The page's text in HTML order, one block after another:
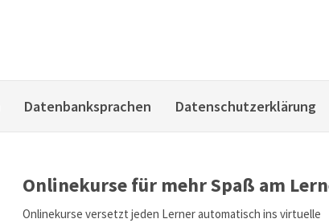
Datenbanksprachen Datenschutzerklärung
Onlinekurse für mehr Spaß am
Onlinekurse versetzt jeden Lerner automatisch ins virtuelle